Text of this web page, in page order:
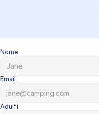
Nome
Email
Adulti